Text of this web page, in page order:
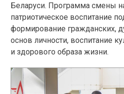
Беларуси. Программа смены
патриотическое воспитание
формирование гражданских,
основ личности, воспитание
и здорового образа жизни.